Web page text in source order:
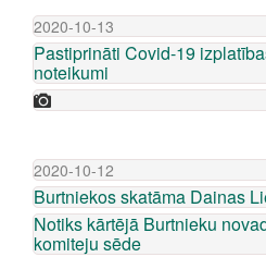
2020-10-13
Pastiprināti Covid-19
noteikumi
2020-10-12
Burtniekos skatāma Dainas
Notiks kārtējā Burtnieku
komiteju sēde